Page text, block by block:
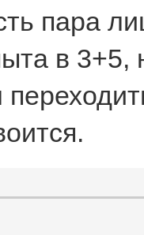
пара
в 3+5,